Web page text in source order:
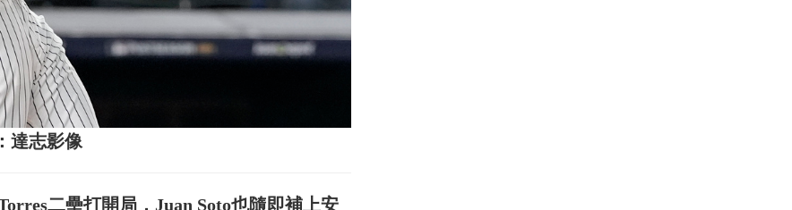
達志影像
二壘打開局，Juan Soto也隨即補上安